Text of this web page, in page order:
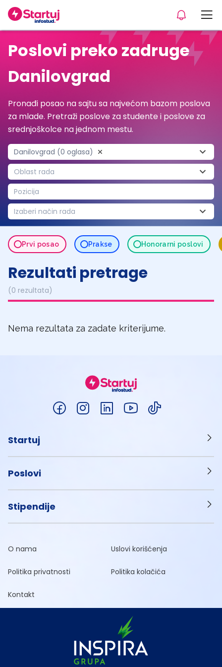
Poslovi preko zadruge
Danilovgrad
Pronađi posao na sajtu sa najvećom bazom poslova
za mlade. Pretraži poslove za studente i poslove za
srednjoškolce na jednom mestu.
Danilovgrad (0 oglasa)
Oblast rada
Pozicija
Izaberi način rada
Prvi posao Prakse Honorarni poslovi
Rezultati pretrage
(0 rezultata)
Nema rezultata za zadate kriterijume.
Startuj
Poslovi
Stipendije
O nama Uslovi korišćenja
Politika privatnosti Politika kolačića
Kontakt